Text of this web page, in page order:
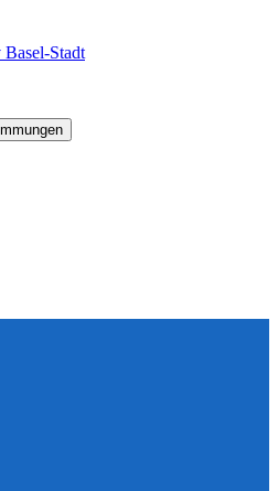
Basel-Stadt